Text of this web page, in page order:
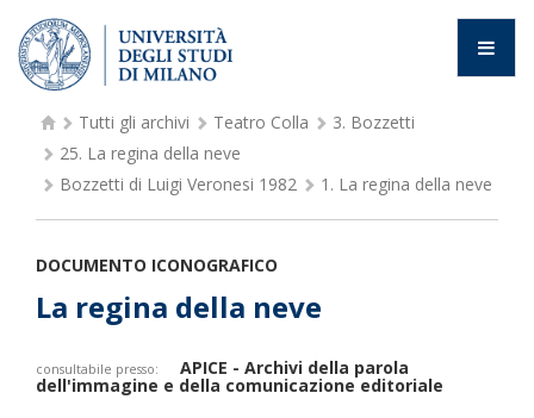
Tutti gli archivi Teatro Colla 3. Bozzetti
25. La regina della neve
Bozzetti di Luigi Veronesi 1982
1. La regina della neve
DOCUMENTO ICONOGRAFICO
La regina della neve
consultabile presso: APICE - Archivi della parola
dell'immagine e della comunicazione editoriale